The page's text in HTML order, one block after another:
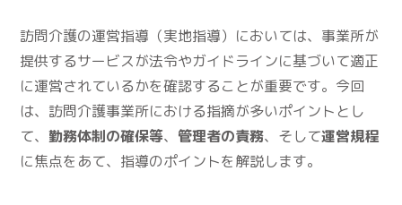
訪問介護の運営指導（実地指導）においては、事業所が
提供するサービスが法令やガイドラインに基づいて適正
に運営されているかを確認することが重要です。今回
は、訪問介護事業所における指摘が多いポイントとし
て、勤務体制の確保等、 管理者の責務、そして運営規程
に焦点をあて、指導のポイントを解説します。